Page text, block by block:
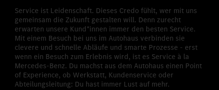
Service ist Leidenschaft. Dieses Credo fühlt, wer mit uns
gemeinsam die Zukunft gestalten will. Denn zurecht
erwarten unsere Kund*innen immer den besten Service.
Mit einem Besuch bei uns im Autohaus verbinden sie
clevere und schnelle Abläufe und smarte Prozesse - erst
wenn ein Besuch zum Erlebnis wird, ist es Service à la
Mercedes-Benz. Du machst aus dem Autohaus einen Point
of Experience, ob Werkstatt, Kundenservice oder
Abteilungsleitung: Du hast immer Lust auf mehr.